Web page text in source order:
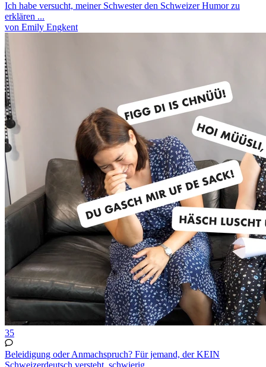
Ich habe versucht, meiner Schwester den Schweizer Humor zu
erklären ...
von Emily Engkent
35
Beleidigung oder Anmachspruch? Für jemand, der KEIN